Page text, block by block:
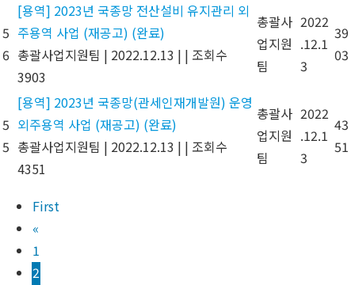
5
6
[용역] 2023년 국종망 전산설비 유지관리 외
주용역 사업 (재공고) (완료)
총괄사업지원팀 | 2022.12.13 | | 조회수
3903
총괄사
업지원
팀
2022
.12.1
3
39
03
5
5
[용역] 2023년 국종망(관세인재개발원) 운영
외주용역 사업 (재공고) (완료)
총괄사업지원팀 | 2022.12.13 | | 조회수
4351
총괄사
업지원
팀
2022
.12.1
3
43
51
First
«
1
2